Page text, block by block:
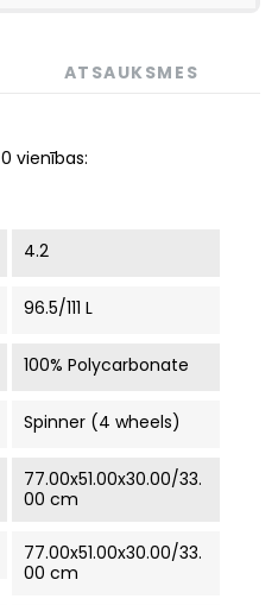
ATSAUKSMES
0 vienības:
4.2
96.5/111 L
100% Polycarbonate
Spinner (4 wheels)
77.00x51.00x30.00/33.
00 cm
77.00x51.00x30.00/33.
00 cm